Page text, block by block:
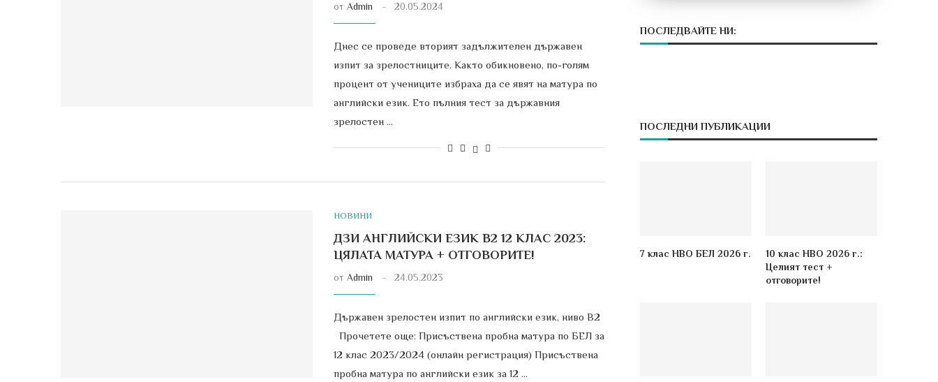
от Admin 20.05.2024
Днес се проведе вторият задължителен държавен
изпит за зрелостниците. Както обикновено, по-голям
процент от учениците избраха да се явят на матура по
английски език. Ето пълния тест за държавния
зрелостен …
НОВИНИ
ДЗИ АНГЛИЙСКИ ЕЗИК В2 12 КЛАС 2023:
ЦЯЛАТА МАТУРА + ОТГОВОРИТЕ!
от Admin 24.05.2023
Държавен зрелостен изпит по английски език, ниво В2
Прочетете още: Присъствена пробна матура по БЕЛ за
12 клас 2023/2024 (онлайн регистрация) Присъствена
пробна матура по английски език за 12 …
ПОСЛЕДВАЙТЕ НИ:
ПОСЛЕДНИ ПУБЛИКАЦИИ
7 клас НВО БЕЛ 2026 г.
10 клас НВО 2026 г.:
Целият тест +
отговорите!